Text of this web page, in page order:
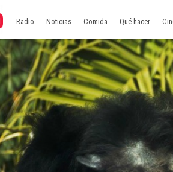
Radio Noticias Comida Qué hacer